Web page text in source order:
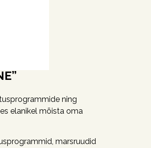
ning
elanikel mõista oma
marsruudid